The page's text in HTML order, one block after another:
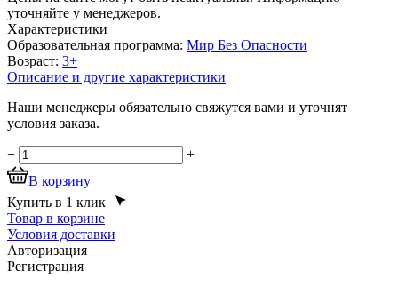
уточняйте у менеджеров.
Характеристики
Образовательная программа: Мир Без Опасности
Возраст: 3+
Описание и другие характеристики
Наши менеджеры обязательно свяжутся вами и уточнят
условия заказа.
−
+
В корзину
Купить в 1 клик
Товар в корзине
Условия доставки
Авторизация
Регистрация